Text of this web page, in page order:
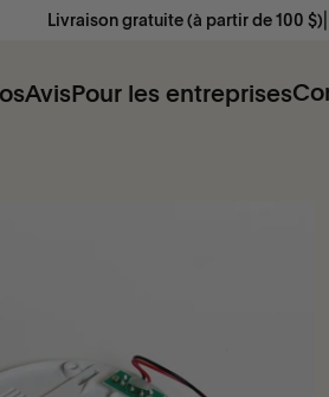
gratuite (à partir de 100 $)⎜ 2 à 4 jours
AvisPour les entreprises